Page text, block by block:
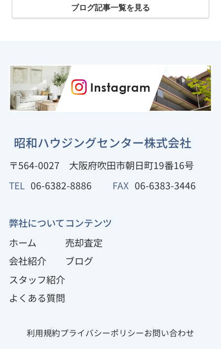
ブログ記事一覧を見る
昭和ハウジングセンター株式会社
〒564-0027
大阪府吹田市朝日町19番16号
TEL 06-6382-8886 FAX 06-6383-3446
弊社について
ホーム
会社紹介
スタッフ紹介
よくある質問
コンテンツ
売却査定
ブログ
利用規約プライバシーポリシーお問い合わせ